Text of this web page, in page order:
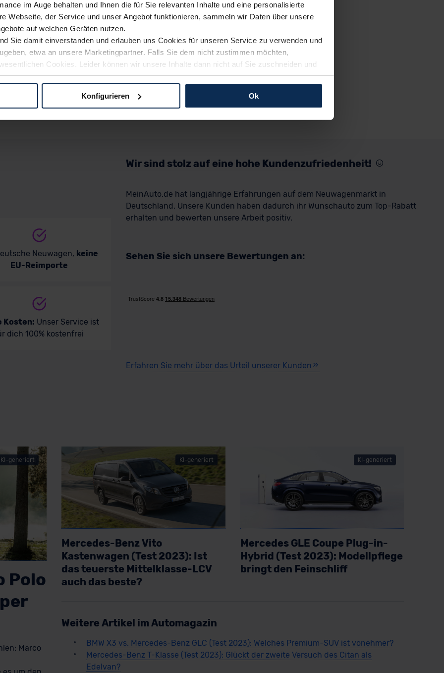
im Auge behalten und Ihnen die für Sie relevanten Inhalte und eine personalisierte
Webseite, der Service und unser Angebot funktionieren, sammeln wir Daten über unsere
auf welchen Geräten nutzen.
Sie damit einverstanden und erlauben uns Cookies für unseren Service zu verwenden und
etwa an unsere Marketingpartner. Falls Sie dem nicht zustimmen möchten,
Cookies. Leider können wir unsere Inhalte dann nicht auf Sie zuschneiden und
Weg zu Ihrem Neuwagen unterstützen. Sie können die Einstellungen jederzeit anpassen
Sie hierzu Ihre Einwilligung freiwillig erteilen. Nähere Informationen zu den bestehenden
Konfigurieren Ok
Neuwagen, keine
EU-Reimporte
Kosten: Unser Service ist
dich 100% kostenfrei
Wir sind stolz auf eine hohe Kundenzufriedenheit!
MeinAuto.de hat langjährige Erfahrungen auf dem Neuwagenmarkt in
Deutschland. Unsere Kunden haben dadurch ihr Wunschauto zum Top-Rabatt
erhalten und bewerten unsere Arbeit positiv.
Sehen Sie sich unsere Bewertungen an:
Erfahren Sie mehr über das Urteil unserer Kunden
KI-generiert
Polo
Marco
KI-generiert
Mercedes-Benz Vito
Kastenwagen (Test 2023): Ist
das teuerste Mittelklasse-LCV
auch das beste?
KI-generiert
Mercedes GLE Coupe Plug-in-
Hybrid (Test 2023): Modellpflege
bringt den Feinschliff
Weitere Artikel im Automagazin
BMW X3 vs. Mercedes-Benz GLC (Test 2023): Welches Premium-SUV ist vonehmer?
Mercedes-Benz T-Klasse (Test 2023): Glückt der zweite Versuch des Citan als
Edelvan?